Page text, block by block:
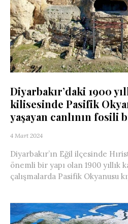
Diyarbakır’daki 1900
kilisesinde Pasifik
yaşayan canlının fosili
4 Mart 2024
Diyarbakır’ın Eğil ilçesinde
önemli bir yapı olan 1900 yıllık
çalışmalarda Pasifik Okyanusu